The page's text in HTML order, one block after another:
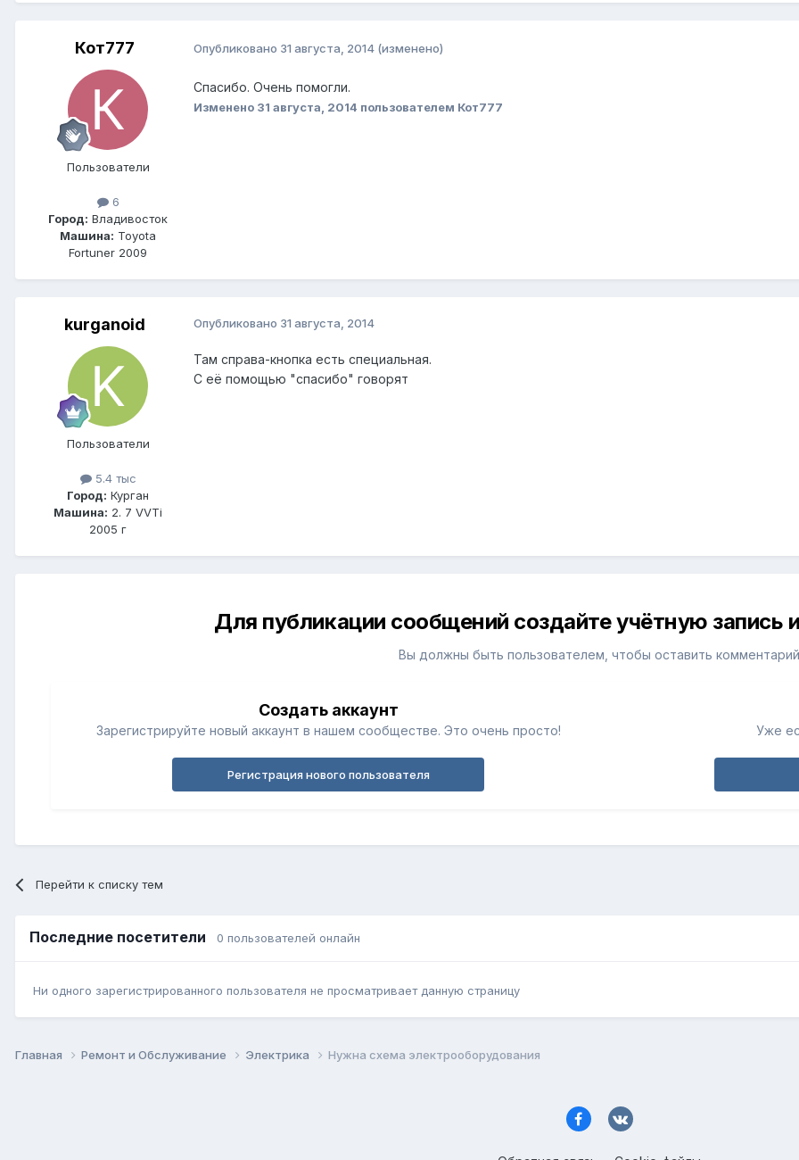
Кот777
Пользователи
6
Город: Владивосток
Машина: Toyota
Fortuner 2009
Опубликовано 31 августа, 2014 (изменено)
Спасибо. Очень помогли.
Изменено 31 августа, 2014 пользователем Кот777
kurganoid
Пользователи
5.4 тыс
Город: Курган
Машина: 2. 7 VVTi
2005 г
Опубликовано 31 августа, 2014
Там справа-кнопка есть специальная.
С её помощью "спасибо" говорят
Для публикации сообщений создайте учётную запись
Вы должны быть пользователем, чтобы оставить комментарий
Создать аккаунт
Зарегистрируйте новый аккаунт в нашем сообществе. Это очень просто!
Регистрация нового пользователя
Уже
Перейти к списку тем
Последние посетители 0 пользователей онлайн
Ни одного зарегистрированного пользователя не просматривает данную страницу
Главная Ремонт и Обслуживание Электрика Нужна схема электрооборудования